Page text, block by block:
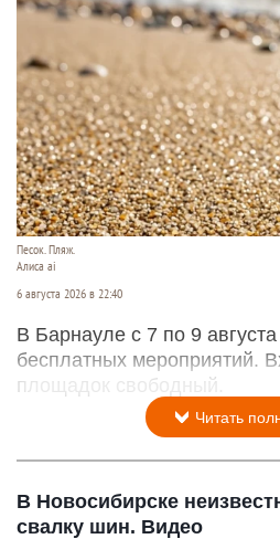
Песок. Пляж.
Алиса ai
6 августа 2026 в 22:40
В Барнауле с 7 по 9
бесплатных мероприятий.
площадок свободный.
Читать
В Новосибирске
свалку шин. Видео